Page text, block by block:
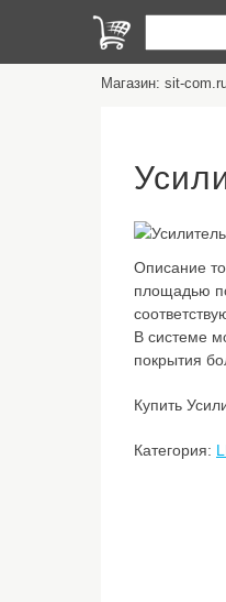
Магазин: sit-
Описание
площадью
В системе
покрытия
Купить
Категория: